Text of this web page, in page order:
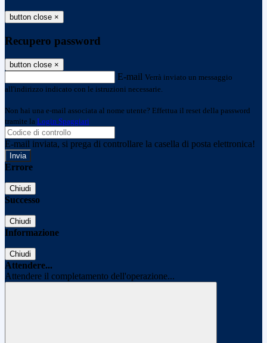
button close ×
Recupero password
button close ×
E-mail Verrà inviato un messaggio
all'indirizzo indicato con le istruzioni necessarie.
Non hai una e-mail associata al nome utente? Effettua il reset della password
tramite la Login Spaggiari
E-mail inviata, si prega di controllare la casella di posta elettronica!
Errore
Chiudi
Successo
Chiudi
Informazione
Chiudi
Attendere...
Attendere il completamento dell'operazione...